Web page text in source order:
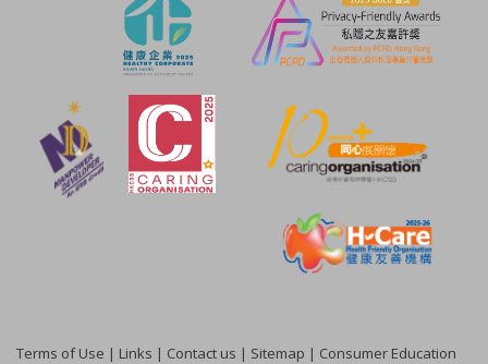
Terms of Use | Links | Contact us | Sitemap | Consumer Education